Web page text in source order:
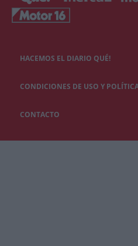
HACEMOS EL DIARIO QUÉ!
CONDICIONES DE USO Y
CONTACTO